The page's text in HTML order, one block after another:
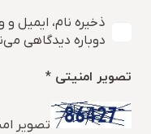
ذخیره نام، ایمیل
دوباره دیدگاهی
تصویر امنیتی *
تصویر